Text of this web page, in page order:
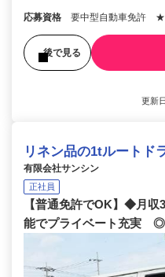
応募資格 要中型自動車免許 ★
後で見る
更新
リネン品の1tルートド
有限会社サンシン
正社員
【普通免許でOK】◆月収
能でプライベート充実 ◎